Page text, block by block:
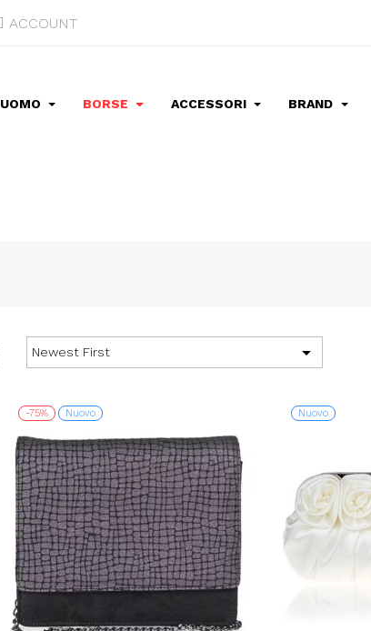
ACCOUNT
UOMO BORSE ACCESSORI BRAND
Newest First 
-75% Nuovo Nuovo